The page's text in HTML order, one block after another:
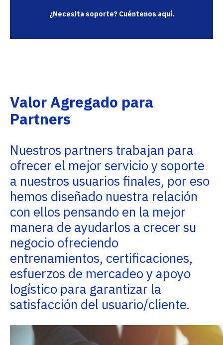
¿Necesita soporte? Cuéntenos aquí.
Valor Agregado para
Partners
Nuestros partners trabajan para
ofrecer el mejor servicio y soporte
a nuestros usuarios finales, por eso
hemos diseñado nuestra relación
con ellos pensando en la mejor
manera de ayudarlos a crecer su
negocio ofreciendo
entrenamientos, certificaciones,
esfuerzos de mercadeo y apoyo
logístico para garantizar la
satisfacción del usuario/cliente.